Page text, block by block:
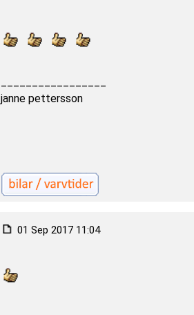
janne pettersson
01 Sep 2017 11:04